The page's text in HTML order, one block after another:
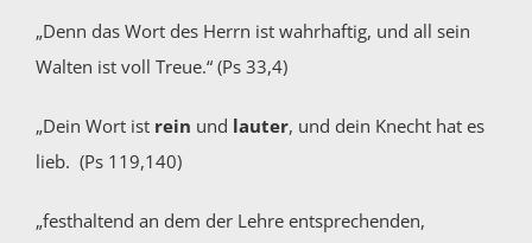
„Denn das Wort des Herrn ist wahrhaftig, und all sein
Walten ist voll Treue.“ (Ps 33,4)
„Dein Wort ist rein und lauter, und dein Knecht hat es
lieb. (Ps 119,140)
„festhaltend an dem der Lehre entsprechenden,